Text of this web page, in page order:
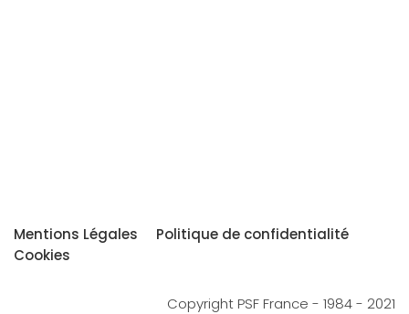
Mentions Légales
Politique de confidentialité
Cookies
Copyright PSF France - 1984 - 2021